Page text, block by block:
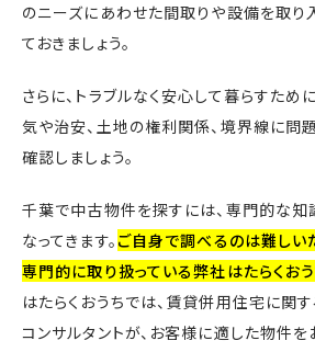
のニーズにあわせた間取りや設備を取り
ておきましょう。
さらに、トラブルなく安心して暮らすため
気や治安、土地の権利関係、境界線に問
確認しましょう。
千葉で中古物件を探すには、専門的な
なってきます。 ご自身で調べるのは難しい
専門的に取り扱っている弊社はたらくお
はたらくおうちでは、賃貸併用住宅に関
コンサルタントが、お客様に適した物件を